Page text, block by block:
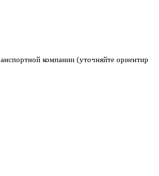
компании (уточняйте ориентир